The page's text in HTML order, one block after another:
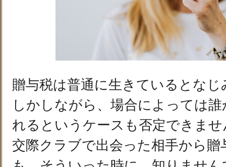
贈与税は普通に生きているとな
しかしながら、場合によっては
れるというケースも否定できませ
交際クラブで出会った相手から贈